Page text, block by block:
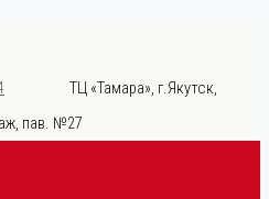
ТЦ «Тамара», г.Якутск,
пав. №27